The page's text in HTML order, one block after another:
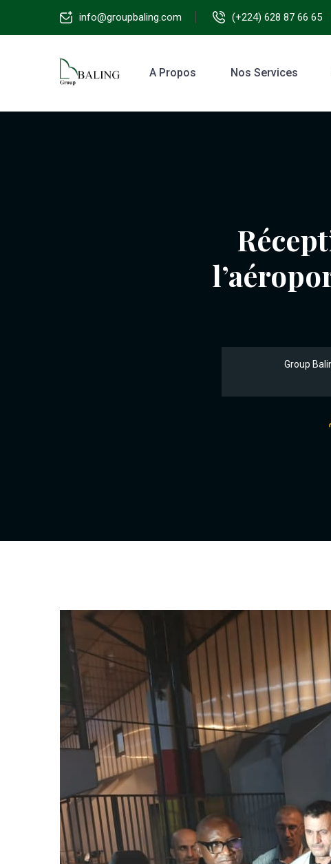
info@groupbaling.com (+224) 628 87 66 65
A Propos Nos Services
Group